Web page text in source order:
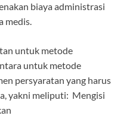
biaya administrasi
medis.
untuk metode
untuk metode
persyaratan yang harus
yakni meliputi: Mengisi